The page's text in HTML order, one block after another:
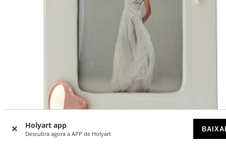
Holyart app
Descubra agora a APP de Holyart